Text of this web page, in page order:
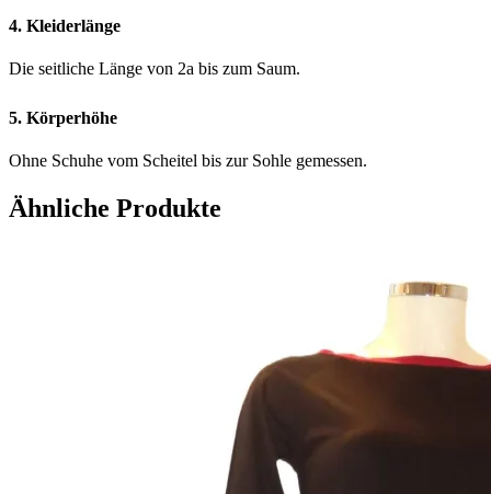
4. Kleiderlänge
Die seitliche Länge von 2a bis zum Saum.
5. Körperhöhe
Ohne Schuhe vom Scheitel bis zur Sohle gemessen.
Ähnliche Produkte